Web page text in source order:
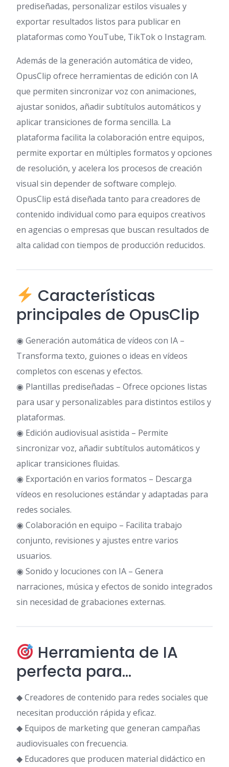
prediseñadas, personalizar estilos visuales y
exportar resultados listos para publicar en
plataformas como YouTube, TikTok o Instagram.
Además de la generación automática de video,
OpusClip ofrece herramientas de edición con IA
que permiten sincronizar voz con animaciones,
ajustar sonidos, añadir subtítulos automáticos y
aplicar transiciones de forma sencilla. La
plataforma facilita la colaboración entre equipos,
permite exportar en múltiples formatos y opciones
de resolución, y acelera los procesos de creación
visual sin depender de software complejo.
OpusClip está diseñada tanto para creadores de
contenido individual como para equipos creativos
en agencias o empresas que buscan resultados de
alta calidad con tiempos de producción reducidos.
Características
principales de OpusClip
◉ Generación automática de vídeos con IA –
Transforma texto, guiones o ideas en vídeos
completos con escenas y efectos.
◉ Plantillas prediseñadas – Ofrece opciones listas
para usar y personalizables para distintos estilos y
plataformas.
◉ Edición audiovisual asistida – Permite
sincronizar voz, añadir subtítulos automáticos y
aplicar transiciones fluidas.
◉ Exportación en varios formatos – Descarga
vídeos en resoluciones estándar y adaptadas para
redes sociales.
◉ Colaboración en equipo – Facilita trabajo
conjunto, revisiones y ajustes entre varios
usuarios.
◉ Sonido y locuciones con IA – Genera
narraciones, música y efectos de sonido integrados
sin necesidad de grabaciones externas.
Herramienta de IA
perfecta para…
◆ Creadores de contenido para redes sociales que
necesitan producción rápida y eficaz.
◆ Equipos de marketing que generan campañas
audiovisuales con frecuencia.
◆ Educadores que producen material didáctico en